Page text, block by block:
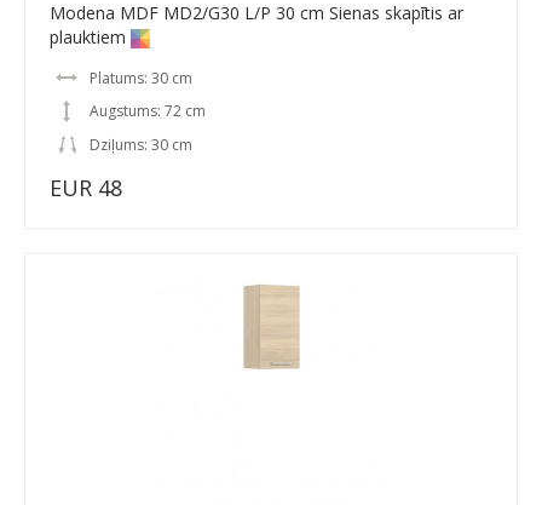
Modena MDF MD2/G30 L/P 30 cm Sienas skapītis ar
plauktiem
Platums: 30 cm
Augstums: 72 cm
Dziļums: 30 cm
EUR 48